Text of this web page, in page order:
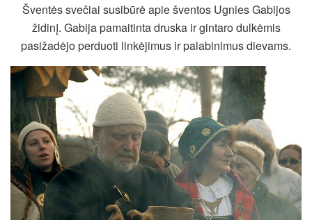
Šventės svečiai susibūrė apie šventos Ugnies Gabijos
židinį. Gabija pamaitinta druska ir gintaro dulkėmis
pasižadėjo perduoti linkėjimus ir palabinimus dievams.